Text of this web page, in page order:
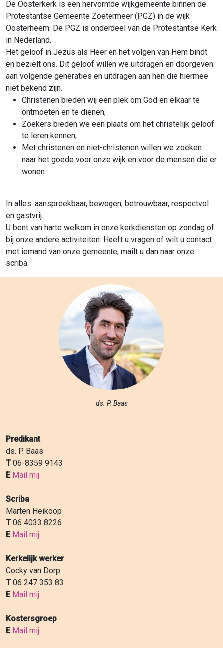
De Oosterkerk is een hervormde wijkgemeente binnen de
Protestantse Gemeente Zoetermeer (PGZ) in de wijk
Oosterheem. De PGZ is onderdeel van de Protestantse Kerk
in Nederland.
Het geloof in Jezus als Heer en het volgen van Hem bindt
en bezielt ons. Dit geloof willen we uitdragen en doorgeven
aan volgende generaties en uitdragen aan hen die hiermee
niet bekend zijn.
Christenen bieden wij een plek om God en elkaar te
ontmoeten en te dienen;
Zoekers bieden we een plaats om het christelijk geloof
te leren kennen;
Met christenen en niet-christenen willen we zoeken
naar het goede voor onze wijk en voor de mensen die er
wonen.
In alles: aanspreekbaar, bewogen, betrouwbaar, respectvol
en gastvrij.
U bent van harte welkom in onze kerkdiensten op zondag of
bij onze andere activiteiten. Heeft u vragen of wilt u contact
met iemand van onze gemeente, mailt u dan naar onze
scriba.
ds. P. Baas
Predikant
ds. P. Baas
T06-8359 9143
E Mail mij
Scriba
Marten Heikoop
T06 4033 8226
E Mail mij
Kerkelijk werker
Cocky van Dorp
T06 247 353 83
E Mail mij
Kostersgroep
E Mail mij